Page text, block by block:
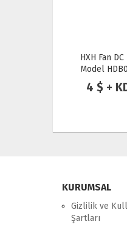
KURUMSAL
Gizlilik ve
Şartları